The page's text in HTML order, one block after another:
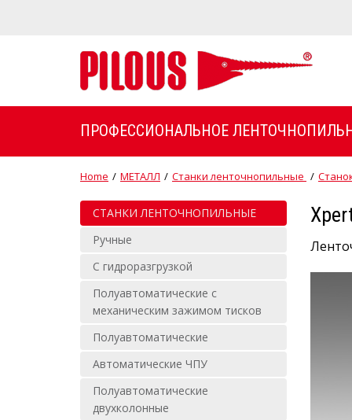
ПРОФЕССИОНАЛЬНОЕ
Home / МЕТАЛЛ / Станки ленточнопильные /
СТАНКИ ЛЕНТОЧНОПИЛЬНЫЕ
Ручные
С гидроразгрузкой
Полуавтоматические с
механическим зажимом тисков
Полуавтоматические
Автоматические ЧПУ
Полуавтоматические
двухколонные